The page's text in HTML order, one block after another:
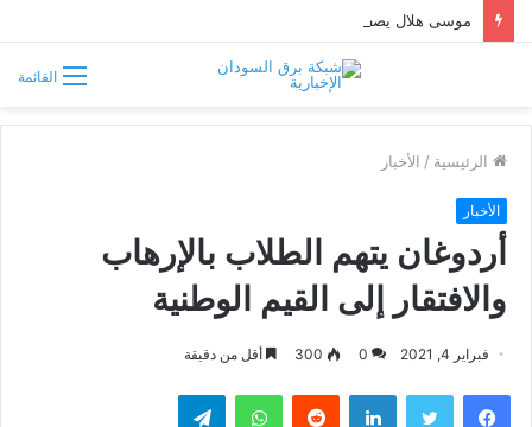
القائمة
الرئيسية / الأخبار
الأخبار
أردوغان يتهم الطلاب بالإرهاب
والافتقار إلى القيم الوطنية
فبراير 4, 2021 0
300 أقل من دقيقة
فيسبوك تويتر لينكدإن واتساب تيلقرام